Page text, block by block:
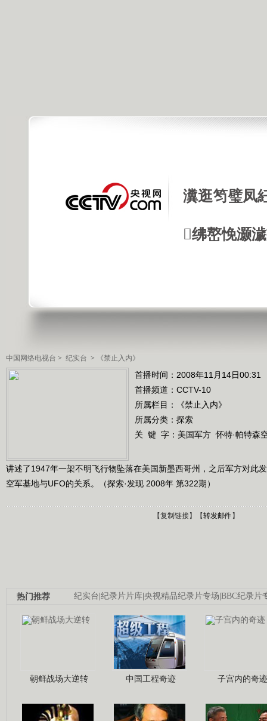
瀵逛笉璧凤
绋嶅悗灏
中国网络电视台 > 纪实台 > 《禁止入内》
首播时间：2008年11月14日00:31
首播频道： CCTV-10
所属栏目：
《禁止入内》
所属分类：探索
关 键 字： 美国军方 怀特·帕特森
讲述了1947年一架不明飞行物坠落在美国新墨西哥州，之后军方对此
空军基地与UFO的关系。（探索·发现 2008年 第322期）
【复制链接】【转发邮件 】
纪实台 纪录片片库 央视精品纪录片专场 BBC纪录片
热门推荐
朝鲜战场大逆转 中国工程奇迹 子宫内的奇迹